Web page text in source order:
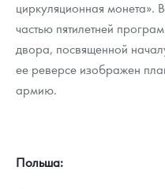
циркуляционная монета».
частью пятилетней
двора, посвященной
ее реверсе изображен
армию.
Польша: